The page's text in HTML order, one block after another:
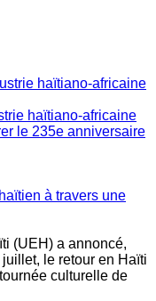
haïtiano-africaine
le 235e anniversaire
à travers une
(UEH) a annoncé,
le retour en Haïti
culturelle de